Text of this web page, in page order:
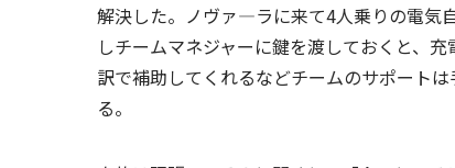
解決した。ノヴァ―ラに来て4人乗りの電気
しチームマネジャーに鍵を渡しておくと、
訳で補助してくれるなどチームのサポート
る。